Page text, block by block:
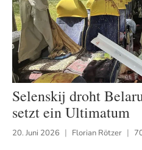
Selenskij droht
setzt ein Ultimatum
20. Juni 2026 Florian Rötzer